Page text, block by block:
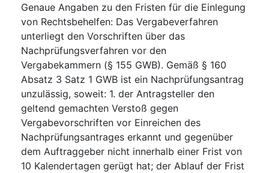
Genaue Angaben zu den Fristen für die Einlegung
von Rechtsbehelfen: Das Vergabeverfahren
unterliegt den Vorschriften über das
Nachprüfungsverfahren vor den
Vergabekammern (§ 155 GWB). Gemäß § 160
Absatz 3 Satz 1 GWB ist ein Nachprüfungsantrag
unzulässig, soweit: 1. der Antragsteller den
geltend gemachten Verstoß gegen
Vergabevorschriften vor Einreichen des
Nachprüfungsantrages erkannt und gegenüber
dem Auftraggeber nicht innerhalb einer Frist von
10 Kalendertagen gerügt hat; der Ablauf der Frist